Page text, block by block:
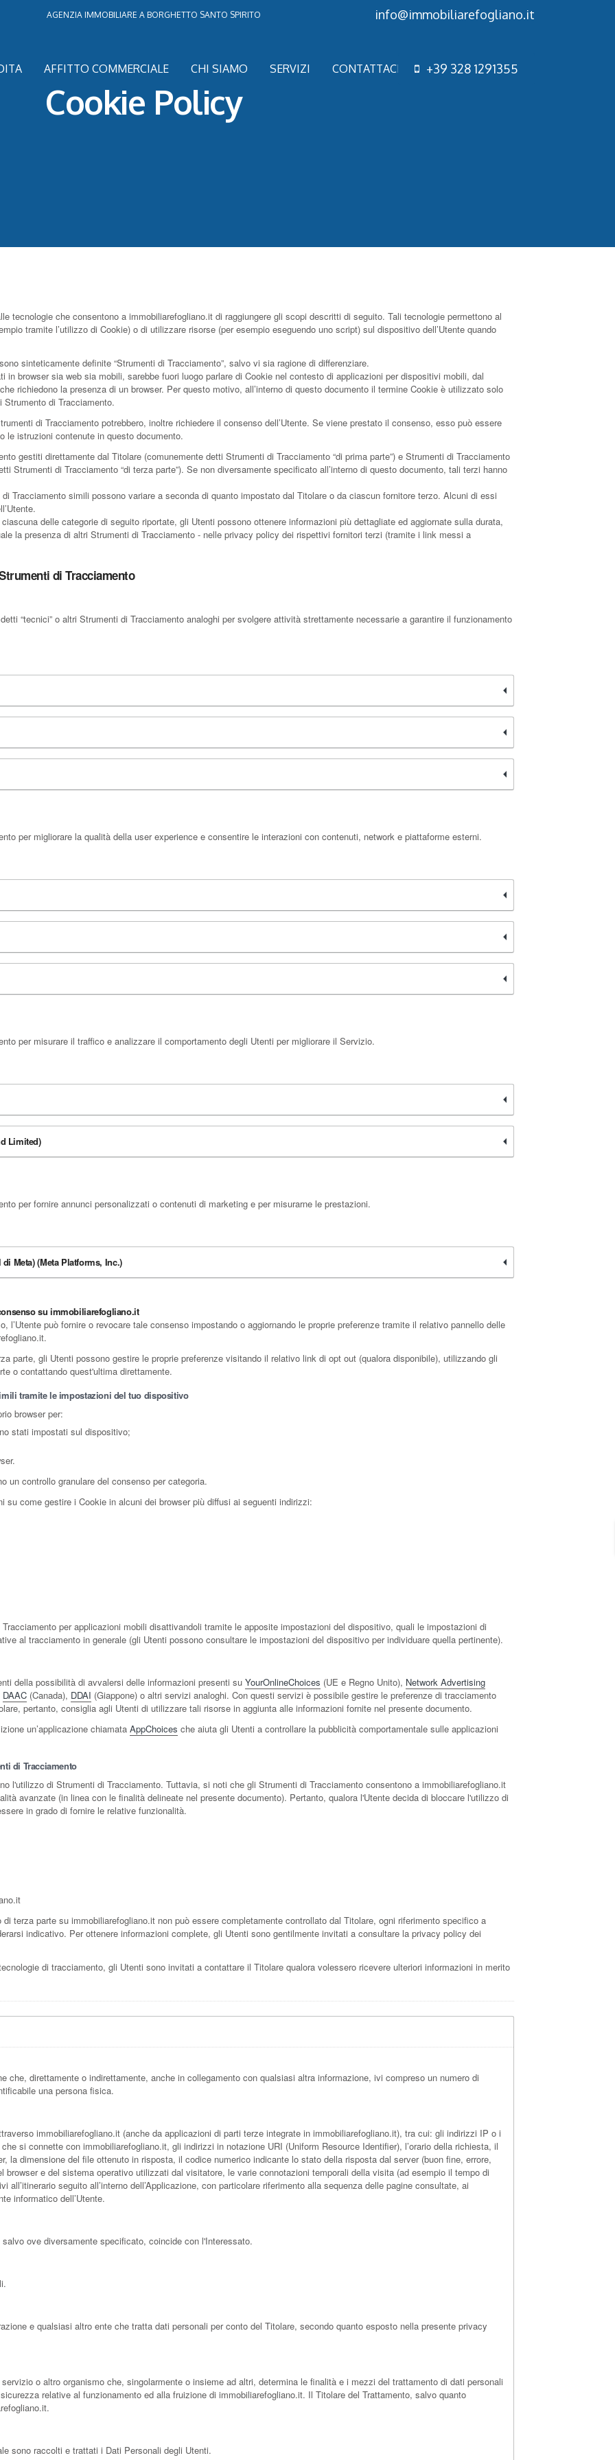
AGENZIA IMMOBILIARE A BORGHETTO SANTO SPIRITO info@immobiliarefogliano.it
AFFITTO COMMERCIALE CHI SIAMO SERVIZI CONTATTACI +39 328 1291355
Cookie Policy
tecnologie che consentono a immobiliarefogliano.it di raggiungere gli scopi descritti di seguito. Tali tecnologie permettono al
tramite l’utilizzo di Cookie) o di utilizzare risorse (per esempio eseguendo uno script) sul dispositivo dell’Utente quando
sinteticamente definite “Strumenti di Tracciamento”, salvo vi sia ragione di differenziare.
in browser sia web sia mobili, sarebbe fuori luogo parlare di Cookie nel contesto di applicazioni per dispositivi mobili, dal
richiedono la presenza di un browser. Per questo motivo, all’interno di questo documento il termine Cookie è utilizzato solo
di Tracciamento.
di Tracciamento potrebbero, inoltre richiedere il consenso dell’Utente. Se viene prestato il consenso, esso può essere
le istruzioni contenute in questo documento.
gestiti direttamente dal Titolare (comunemente detti Strumenti di Tracciamento “di prima parte”) e Strumenti di Tracciamento
Strumenti di Tracciamento “di terza parte”). Se non diversamente specificato all’interno di questo documento, tali terzi hanno
Tracciamento simili possono variare a seconda di quanto impostato dal Titolare o da ciascun fornitore terzo. Alcuni di essi
delle categorie di seguito riportate, gli Utenti possono ottenere informazioni più dettagliate ed aggiornate sulla durata,
la presenza di altri Strumenti di Tracciamento - nelle privacy policy dei rispettivi fornitori terzi (tramite i link messi a
di Tracciamento
“tecnici” o altri Strumenti di Tracciamento analoghi per svolgere attività strettamente necessarie a garantire il funzionamento
per migliorare la qualità della user experience e consentire le interazioni con contenuti, network e piattaforme esterni.
per misurare il traffico e analizzare il comportamento degli Utenti per migliorare il Servizio.
Limited)
per fornire annunci personalizzati o contenuti di marketing e per misurarne le prestazioni.
Meta) (Meta Platforms, Inc.)
su immobiliarefogliano.it
l’Utente può fornire o revocare tale consenso impostando o aggiornando le proprie preferenze tramite il relativo pannello delle
parte, gli Utenti possono gestire le proprie preferenze visitando il relativo link di opt out (qualora disponibile), utilizzando gli
o contattando quest'ultima direttamente.
tramite le impostazioni del tuo dispositivo
browser per:
stati impostati sul dispositivo;
un controllo granulare del consenso per categoria.
su come gestire i Cookie in alcuni dei browser più diffusi ai seguenti indirizzi:
per applicazioni mobili disattivandoli tramite le apposite impostazioni del dispositivo, quali le impostazioni di
al tracciamento in generale (gli Utenti possono consultare le impostazioni del dispositivo per individuare quella pertinente).
della possibilità di avvalersi delle informazioni presenti su YourOnlineChoices (UE e Regno Unito), Network Advertising
DAAC (Canada), DDAI (Giappone) o altri servizi analoghi. Con questi servizi è possibile gestire le preferenze di tracciamento
pertanto, consiglia agli Utenti di utilizzare tali risorse in aggiunta alle informazioni fornite nel presente documento.
un’applicazione chiamata AppChoices che aiuta gli Utenti a controllare la pubblicità comportamentale sulle applicazioni
di Tracciamento
l'utilizzo di Strumenti di Tracciamento. Tuttavia, si noti che gli Strumenti di Tracciamento consentono a immobiliarefogliano.it
avanzate (in linea con le finalità delineate nel presente documento). Pertanto, qualora l'Utente decida di bloccare l'utilizzo di
in grado di fornire le relative funzionalità.
terza parte su immobiliarefogliano.it non può essere completamente controllato dal Titolare, ogni riferimento specifico a
indicativo. Per ottenere informazioni complete, gli Utenti sono gentilmente invitati a consultare la privacy policy dei
di tracciamento, gli Utenti sono invitati a contattare il Titolare qualora volessero ricevere ulteriori informazioni in merito
che, direttamente o indirettamente, anche in collegamento con qualsiasi altra informazione, ivi compreso un numero di
una persona fisica.
immobiliarefogliano.it (anche da applicazioni di parti terze integrate in immobiliarefogliano.it), tra cui: gli indirizzi IP o i
si connette con immobiliarefogliano.it, gli indirizzi in notazione URI (Uniform Resource Identifier), l’orario della richiesta, il
la dimensione del file ottenuto in risposta, il codice numerico indicante lo stato della risposta dal server (buon fine, errore,
e del sistema operativo utilizzati dal visitatore, le varie connotazioni temporali della visita (ad esempio il tempo di
all’itinerario seguito all’interno dell’Applicazione, con particolare riferimento alla sequenza delle pagine consultate, ai
informatico dell’Utente.
ove diversamente specificato, coincide con l'Interessato.
e qualsiasi altro ente che tratta dati personali per conto del Titolare, secondo quanto esposto nella presente privacy
o altro organismo che, singolarmente o insieme ad altri, determina le finalità e i mezzi del trattamento di dati personali
relative al funzionamento ed alla fruizione di immobiliarefogliano.it. Il Titolare del Trattamento, salvo quanto
sono raccolti e trattati i Dati Personali degli Utenti.